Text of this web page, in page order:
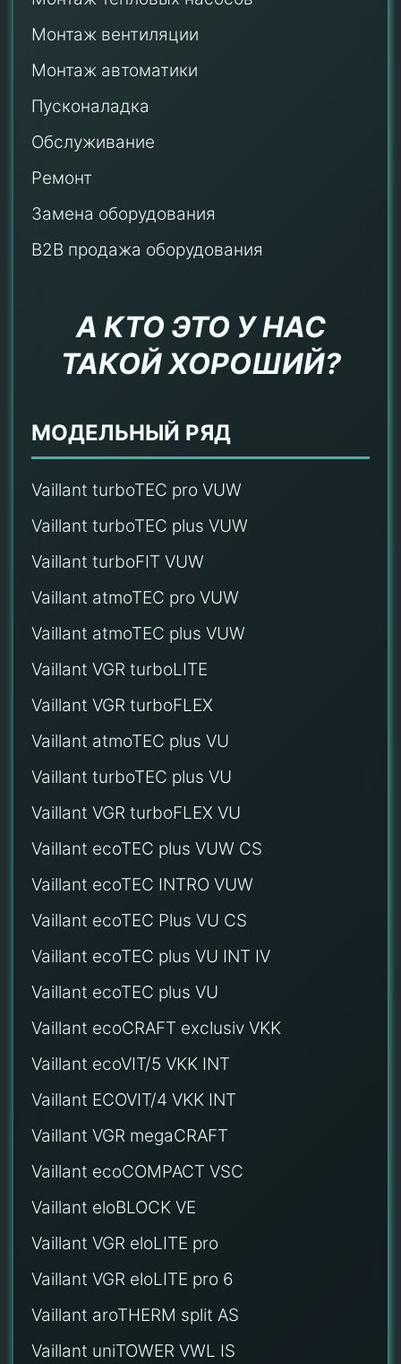
Монтаж вентиляции
Монтаж автоматики
Пусконаладка
Обслуживание
Ремонт
Замена оборудования
B2B продажа оборудования
А КТО ЭТО У НАС
ТАКОЙ ХОРОШИЙ?
МОДЕЛЬНЫЙ РЯД
Vaillant turboTEC pro VUW
Vaillant turboTEC plus VUW
Vaillant turboFIT VUW
Vaillant atmoTEC pro VUW
Vaillant atmoTEC plus VUW
Vaillant VGR turboLITE
Vaillant VGR turboFLEX
Vaillant atmoTEC plus VU
Vaillant turboTEC plus VU
Vaillant VGR turboFLEX VU
Vaillant ecoTEC plus VUW CS
Vaillant ecoTEC INTRO VUW
Vaillant ecoTEC Plus VU CS
Vaillant ecoTEC plus VU INT IV
Vaillant ecoTEC plus VU
Vaillant ecoCRAFT exclusiv VKK
Vaillant ecoVIT/5 VKK INT
Vaillant ECOVIT/4 VKK INT
Vaillant VGR megaCRAFT
Vaillant ecoCOMPACT VSC
Vaillant eloBLOCK VE
Vaillant VGR eloLITE pro
Vaillant VGR eloLITE pro 6
Vaillant aroTHERM split AS
Vaillant uniTOWER VWL IS